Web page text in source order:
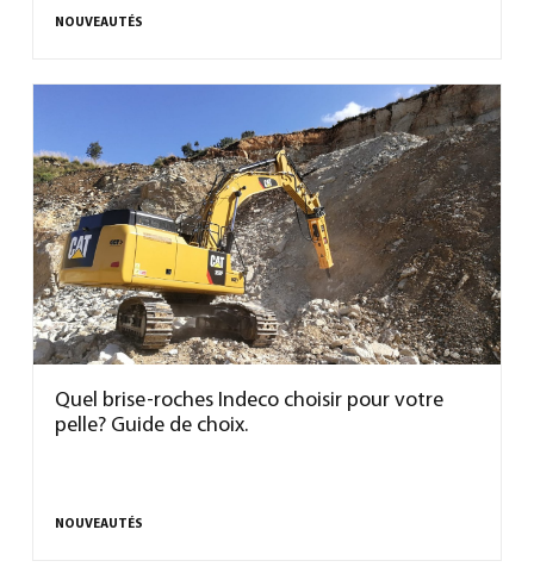
NOUVEAUTÉS
Quel brise-roches Indeco choisir pour votre
pelle? Guide de choix.
NOUVEAUTÉS